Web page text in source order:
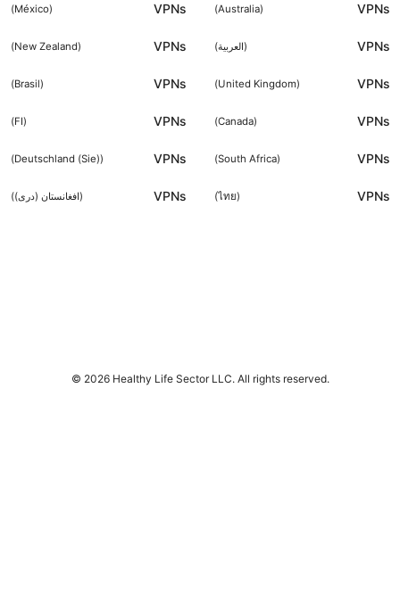
VPNs
(
Australia
)
VPNs
(
México
)
VPNs
(العربية)
VPNs
(
New Zealand
)
VPNs
(
United Kingdom
)
VPNs
(
Brasil
)
VPNs
(
Canada
)
VPNs
(
FI
)
VPNs
(
South Africa
)
VPNs
(
Deutschland (Sie)
)
VPNs
(
ไทย
)
VPNs
(افغانستان (دری))
© 2026 Healthy Life Sector LLC. All rights reserved.